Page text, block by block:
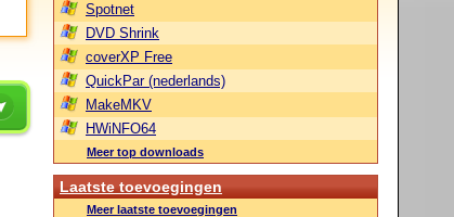
Spotnet
DVD Shrink
coverXP Free
QuickPar (nederlands)
MakeMKV
HWiNFO64
Meer top downloads
Laatste toevoegingen
Meer laatste toevoegingen